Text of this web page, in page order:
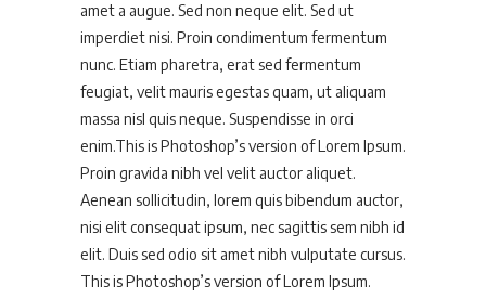
amet a augue. Sed non neque elit. Sed ut
imperdiet nisi. Proin condimentum fermentum
nunc. Etiam pharetra, erat sed fermentum
feugiat, velit mauris egestas quam, ut aliquam
massa nisl quis neque. Suspendisse in orci
enim.This is Photoshop’s version of Lorem Ipsum.
Proin gravida nibh vel velit auctor aliquet.
Aenean sollicitudin, lorem quis bibendum auctor,
nisi elit consequat ipsum, nec sagittis sem nibh id
elit. Duis sed odio sit amet nibh vulputate cursus.
This is Photoshop’s version of Lorem Ipsum.